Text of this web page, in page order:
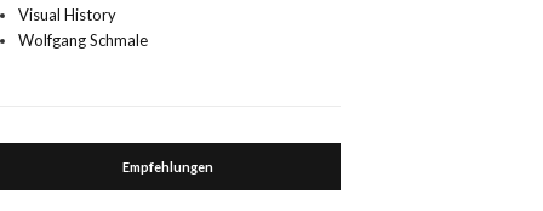
Visual History
Wolfgang Schmale
Empfehlungen